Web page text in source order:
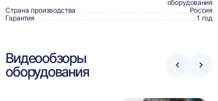
оборудования
Страна производства
Россия
Гарантия
1 год
Видеообзоры
оборудования
Стрелка